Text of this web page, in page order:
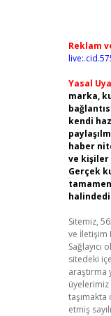
Reklam
Yasal
marka,
kendi
haber
ve kişiler
Gerçek
Sitemiz,
ve İletişim
sitedeki
araştırma
üyelerimiz
etmiş